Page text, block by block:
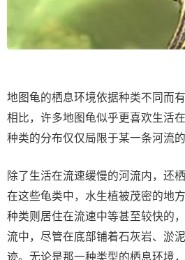
地图龟的栖息环境依据种类不同而
相比，许多地图龟似乎更喜欢生活
种类的分布仅仅局限于某一条河流的
除了生活在流速缓慢的河流内，还
在这些龟类中，水生植被茂密的地
种类则居住在流速中等甚至较快的
流中，尽管在底部铺着石灰岩、淤
迹。无论是那一种类型的栖息环境